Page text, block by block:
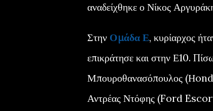
αναδείχθηκε ο Νίκος
Στην Ομάδα Ε, κυρίαρχος
επικράτησε και στην Ε10.
Μπουροθανασόπουλος
Αντρέας Ντόφης (Ford